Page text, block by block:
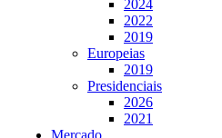
2024
2022
2019
Europeias
2019
Presidenciais
2026
2021
Mercado